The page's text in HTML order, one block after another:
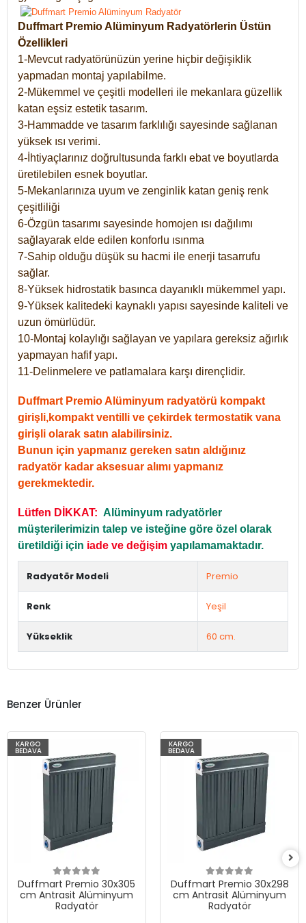
Duffmart Premio Alüminyum Radyatörlerin Üstün
Özellikleri
1-Mevcut radyatörünüzün yerine hiçbir değişiklik
yapmadan montaj yapılabilme.
2-Mükemmel ve çeşitli modelleri ile mekanlara güzellik
katan eşsiz estetik tasarım.
3-Hammadde ve tasarım farklılığı sayesinde sağlanan
yüksek ısı verimi.
4-İhtiyaçlarınız doğrultusunda farklı ebat ve boyutlarda
üretilebilen esnek boyutlar.
5-Mekanlarınıza uyum ve zenginlik katan geniş renk
çeşitliliği
6-Özgün tasarımı sayesinde homojen ısı dağılımı
sağlayarak elde edilen konforlu ısınma
7-Sahip olduğu düşük su hacmi ile enerji tasarrufu
sağlar.
8-Yüksek hidrostatik basınca dayanıklı mükemmel yapı.
9-Yüksek kalitedeki kaynaklı yapısı sayesinde kaliteli ve
uzun ömürlüdür.
10-Montaj kolaylığı sağlayan ve yapılara gereksiz ağırlık
yapmayan hafif yapı.
11-Delinmelere ve patlamalara karşı dirençlidir.
Duffmart Premio Alüminyum radyatörü kompakt
girişli,kompakt ventilli ve çekirdek termostatik vana
girişli olarak satın alabilirsiniz.
Bunun için yapmanız gereken satın aldığınız
radyatör kadar aksesuar alımı yapmanız
gerekmektedir.
Lütfen DİKKAT: Alüminyum radyatörler
müşterilerimizin talep ve isteğine göre özel olarak
üretildiği için iade ve değişim yapılamamaktadır.
Radyatör Modeli Premio
Renk Yeşil
Yükseklik 60 cm.
Benzer Ürünler
KARGO
BEDAVA
Duffmart Premio 30x305
cm Antrasit Alüminyum
Radyatör
KARGO
BEDAVA
Duffmart Premio 30x298
cm Antrasit Alüminyum
Radyatör